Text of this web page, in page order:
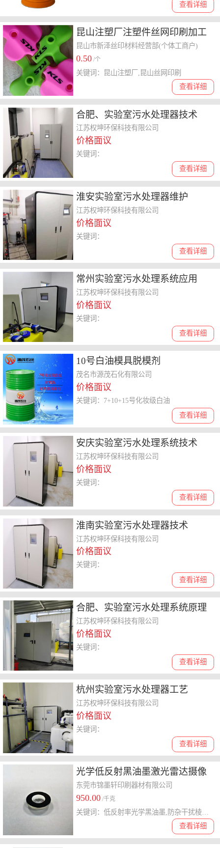
查看详细
昆山注塑厂注塑件丝网印刷加工
昆山市新泽丝印材料经营部(个体工商户)
0.50 /个
查看详细
关键词：昆山注塑厂,昆山丝网印刷
合肥、实验室污水处理器技术
江苏权坤环保科技有限公司
价格面议
查看详细
关键词：
淮安实验室污水处理器维护
江苏权坤环保科技有限公司
价格面议
查看详细
关键词：
常州实验室污水处理系统应用
江苏权坤环保科技有限公司
价格面议
查看详细
关键词：
10号白油模具脱模剂
茂名市源茂石化有限公司
价格面议
查看详细
关键词：7+10+15号化妆级白油
安庆实验室污水处理系统技术
江苏权坤环保科技有限公司
价格面议
查看详细
关键词：
淮南实验室污水处理器技术
江苏权坤环保科技有限公司
价格面议
查看详细
关键词：
合肥、实验室污水处理系统原理
江苏权坤环保科技有限公司
价格面议
查看详细
关键词：
杭州实验室污水处理器工艺
江苏权坤环保科技有限公司
价格面议
查看详细
关键词：
光学低反射黑油墨激光雷达摄像
头杂干扰提升成像精度
东莞市锦墨轩印刷器材有限公司
950.00 /千克
查看详细